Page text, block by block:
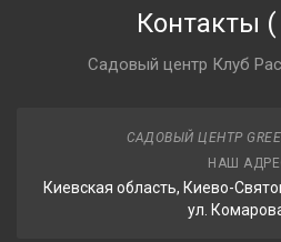
Контакты (
Садовый центр Клуб
САДОВЫЙ ЦЕНТР
НАШ
Киевская область, Киево-
ул.